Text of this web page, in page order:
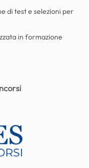
di test e selezioni per
in formazione